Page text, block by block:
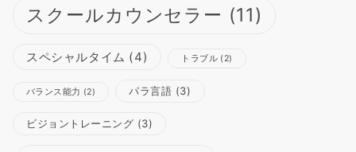
スクールカウンセラー (11)
スペシャルタイム (4) トラブル (2)
バランス能力 (2) パラ言語 (3)
ビジョントレーニング (3)